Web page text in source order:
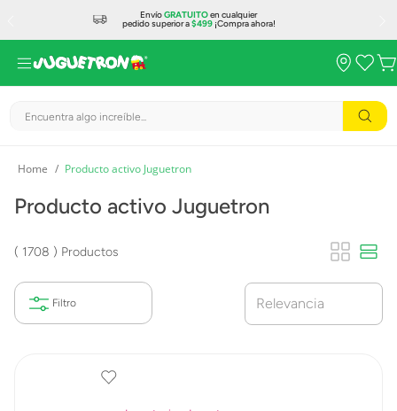
EnvíoGRATUITOen cualquier
pedido superior a$499¡Compra ahora!
Encuentra algo increíble...
Producto activo Juguetron
Producto activo Juguetron
1708 Productos
Relevancia